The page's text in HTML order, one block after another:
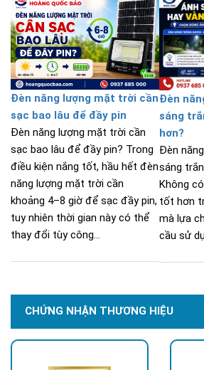
Đèn năng lượng mặt trời cần
sạc bao lâu để đầy pin
Đèn năng lượng mặt trời cần
sạc bao lâu để đầy pin? Trong
điều kiện nắng tốt, hầu hết đèn
năng lượng mặt trời cần
khoảng 4–8 giờ để sạc đầy pin,
tuy nhiên thời gian này có thể
thay đổi tùy công...
Đèn
sáng
hơn?
Đèn
sáng
Không
tốt hơn
mà lựa
cầu sử
CHỨNG NHẬN THƯƠNG HIỆU